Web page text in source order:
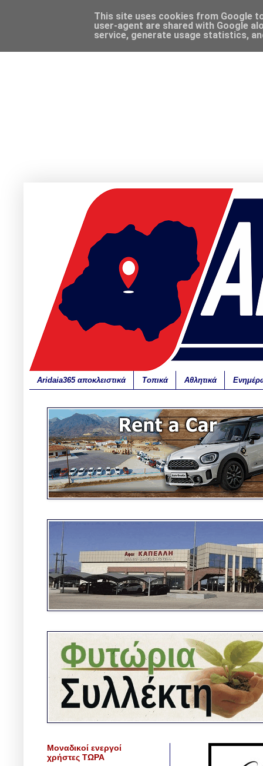
Aridaia365 αποκλειστικά Τοπικά Αθλητικά
Μοναδικοί ενεργοί
χρήστες ΤΩΡΑ
This site uses cookies from Google
user-agent are shared with Google
service, generate usage statistics,